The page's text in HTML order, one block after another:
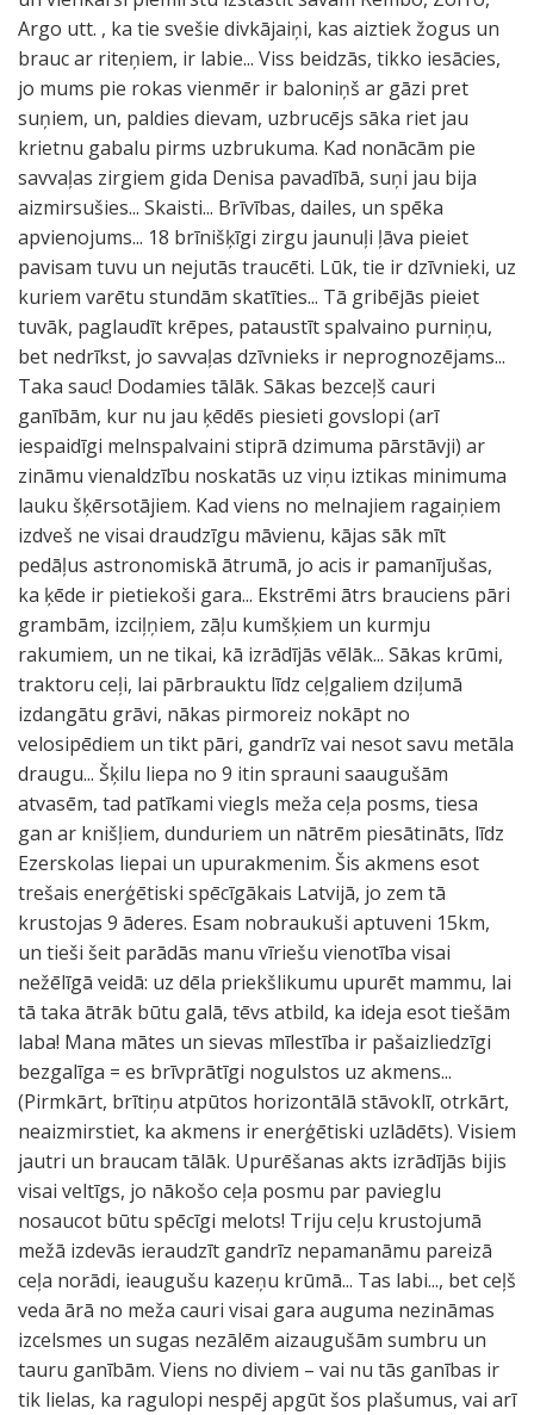
Argo utt. , ka tie svešie divkājaiņi, kas aiztiek žogus un
brauc ar riteņiem, ir labie... Viss beidzās, tikko iesācies,
jo mums pie rokas vienmēr ir baloniņš ar gāzi pret
suņiem, un, paldies dievam, uzbrucējs sāka riet jau
krietnu gabalu pirms uzbrukuma. Kad nonācām pie
savvaļas zirgiem gida Denisa pavadībā, suņi jau bija
aizmirsušies... Skaisti... Brīvības, dailes, un spēka
apvienojums... 18 brīnišķīgi zirgu jaunuļi ļāva pieiet
pavisam tuvu un nejutās traucēti. Lūk, tie ir dzīvnieki, uz
kuriem varētu stundām skatīties... Tā gribējās pieiet
tuvāk, paglaudīt krēpes, pataustīt spalvaino purniņu,
bet nedrīkst, jo savvaļas dzīvnieks ir neprognozējams...
Taka sauc! Dodamies tālāk. Sākas bezceļš cauri
ganībām, kur nu jau ķēdēs piesieti govslopi (arī
iespaidīgi melnspalvaini stiprā dzimuma pārstāvji) ar
zināmu vienaldzību noskatās uz viņu iztikas minimuma
lauku šķērsotājiem. Kad viens no melnajiem ragaiņiem
izdveš ne visai draudzīgu māvienu, kājas sāk mīt
pedāļus astronomiskā ātrumā, jo acis ir pamanījušas,
ka ķēde ir pietiekoši gara... Ekstrēmi ātrs brauciens pāri
grambām, izciļņiem, zāļu kumšķiem un kurmju
rakumiem, un ne tikai, kā izrādījās vēlāk... Sākas krūmi,
traktoru ceļi, lai pārbrauktu līdz ceļgaliem dziļumā
izdangātu grāvi, nākas pirmoreiz nokāpt no
velosipēdiem un tikt pāri, gandrīz vai nesot savu metāla
draugu... Šķilu liepa no 9 itin sprauni saaugušām
atvasēm, tad patīkami viegls meža ceļa posms, tiesa
gan ar knišļiem, dunduriem un nātrēm piesātināts, līdz
Ezerskolas liepai un upurakmenim. Šis akmens esot
trešais enerģētiski spēcīgākais Latvijā, jo zem tā
krustojas 9 āderes. Esam nobraukuši aptuveni 15km,
un tieši šeit parādās manu vīriešu vienotība visai
nežēlīgā veidā: uz dēla priekšlikumu upurēt mammu, lai
tā taka ātrāk būtu galā, tēvs atbild, ka ideja esot tiešām
laba! Mana mātes un sievas mīlestība ir pašaizliedzīgi
bezgalīga = es brīvprātīgi nogulstos uz akmens...
(Pirmkārt, brītiņu atpūtos horizontālā stāvoklī, otrkārt,
neaizmirstiet, ka akmens ir enerģētiski uzlādēts). Visiem
jautri un braucam tālāk. Upurēšanas akts izrādījās bijis
visai veltīgs, jo nākošo ceļa posmu par pavieglu
nosaucot būtu spēcīgi melots! Triju ceļu krustojumā
mežā izdevās ieraudzīt gandrīz nepamanāmu pareizā
ceļa norādi, ieaugušu kazeņu krūmā... Tas labi..., bet ceļš
veda ārā no meža cauri visai gara auguma nezināmas
izcelsmes un sugas nezālēm aizaugušām sumbru un
tauru ganībām. Viens no diviem – vai nu tās ganības ir
tik lielas, ka ragulopi nespēj apgūt šos plašumus, vai arī